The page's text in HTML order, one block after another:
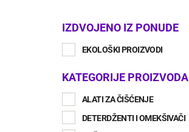
IZDVOJENO IZ PONUDE
EKOLOŠKI PROIZVODI
KATEGORIJE PROIZVODA
ALATI ZA ČIŠĆENJE
DETERDŽENTI I OMEKŠIVAČI